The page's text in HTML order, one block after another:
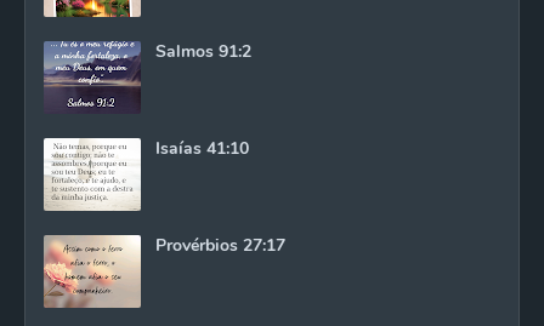
Salmos 91:2
Isaías 41:10
Provérbios 27:17